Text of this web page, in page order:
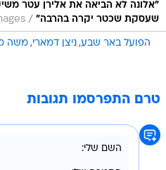
"אלונה לא הביאה את אלירן עטר
שעסקת שכטר יקרה בהרבה" /
הפועל באר שבע ניצן דמארי משה
טרם התפרסמו תגובות